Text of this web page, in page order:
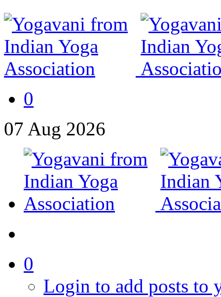
0
07 Aug 2026
0
Login to add posts to